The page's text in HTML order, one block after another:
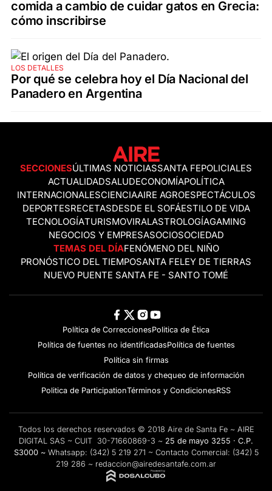
comida a cambio de cuidar gatos en Grecia:
cómo inscribirse
LOS DETALLES
Por qué se celebra hoy el Día Nacional del
Panadero en Argentina
SECCIONESÚLTIMAS NOTICIASSANTA FEPOLICIALES
ACTUALIDADSALUDECONOMÍAPOLÍTICA
INTERNACIONALESCIENCIAAIRE AGROESPECTÁCULOS
DEPORTESRECETASDESDE EL SOFÁESTILO DE VIDA
TECNOLOGÍATURISMOVIRALASTROLOGÍAGAMING
NEGOCIOS Y EMPRESASOCIOSOCIEDAD
TEMAS DEL DÍAFENÓMENO DEL NIÑO
PRONÓSTICO DEL TIEMPOSANTA FELEY DE TIERRAS
NUEVO PUENTE SANTA FE - SANTO TOMÉ
Política de CorreccionesPolitica de Ética
Política de fuentes no identificadasPolítica de fuentes
Política sin firmas
Política de verificación de datos y chequeo de información
Politica de ParticipationTérminos y CondicionesRSS
Todos los derechos reservados © 2018 Aire de Santa Fe ~ AIRE
DIGITAL SAS ~ CUIT 30-71660869-3 ~ 25 de mayo 3255 · C.P.
S3000 ~ Whatsapp: (342) 5 219 271 ~ Contacto Comercial: (342) 5
219 286 ~ redaccion@airedesantafe.com.ar